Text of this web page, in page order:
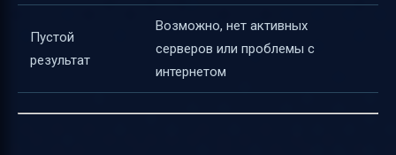
Пустой
результат
Возможно, нет активных
серверов или проблемы с
интернетом